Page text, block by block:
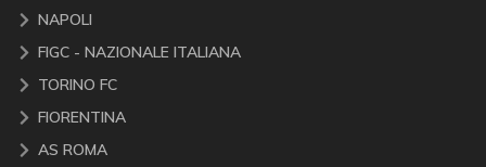
NAPOLI
FIGC - NAZIONALE ITALIANA
TORINO FC
FIORENTINA
AS ROMA